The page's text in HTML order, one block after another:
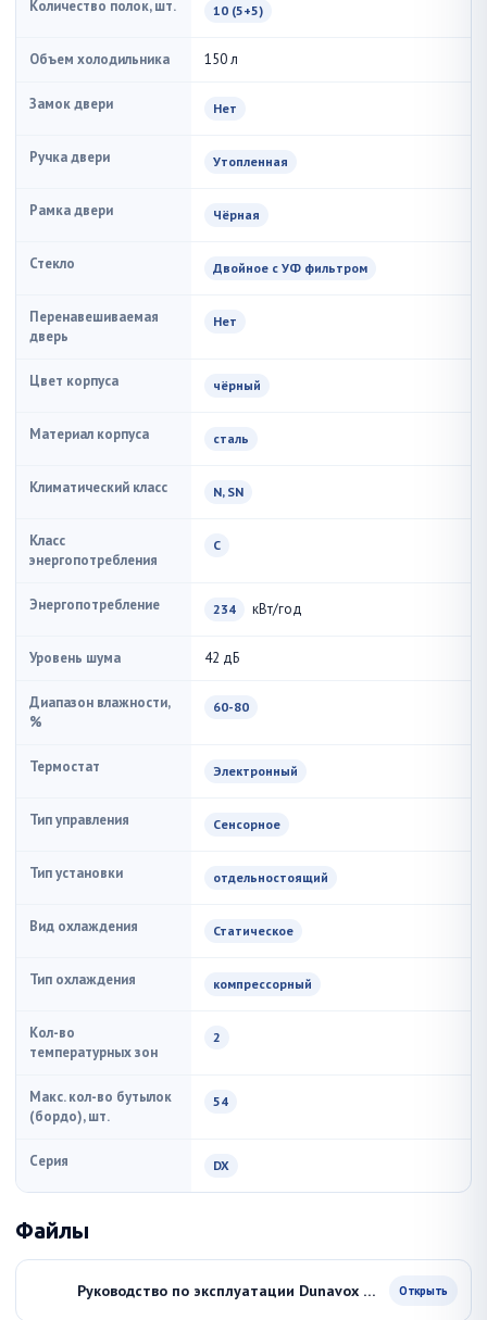
Количество полок, шт. 10 (5+5)
Объем холодильника 150 л
Замок двери Нет
Ручка двери Утопленная
Рамка двери Чёрная
Стекло Двойное с УФ фильтром
Перенавешиваемая
дверь
Нет
Цвет корпуса чёрный
Материал корпуса сталь
Климатический класс N, SN
Класс
энергопотребления
C
Энергопотребление 234 кВт/год
Уровень шума 42 дБ
Диапазон влажности,
%
60-80
Термостат Электронный
Тип управления Сенсорное
Тип установки отдельностоящий
Вид охлаждения Статическое
Тип охлаждения компрессорный
Кол-во
температурных зон
2
Макс. кол-во бутылок
(бордо), шт.
54
Серия DX
Файлы
Руководство по эксплуатации Dunavox DX-54.150DK Открыть